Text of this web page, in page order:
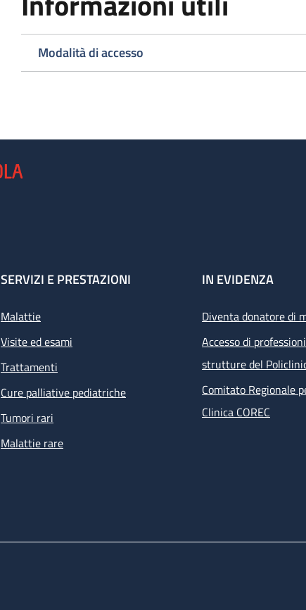
Modalità di accesso
SERVIZI E PRESTAZIONI
Malattie
Visite ed esami
Trattamenti
Cure palliative pediatriche
Tumori rari
Malattie rare
IN EVIDENZA
Diventa donatore di
Accesso di
strutture del
Comitato Regionale
Clinica COREC